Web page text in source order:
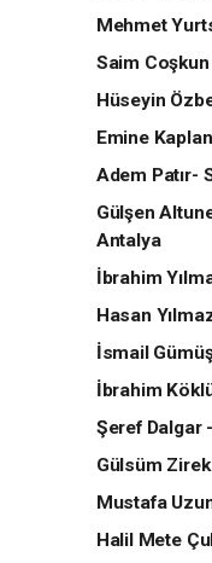
Mehmet
Saim
Hüseyin
Emine
Adem Patır-
Gülşen
Antalya
İbrahim
Hasan
İsmail
İbrahim
Şeref Dalgar
Gülsüm Zirek
Mustafa
Halil Mete